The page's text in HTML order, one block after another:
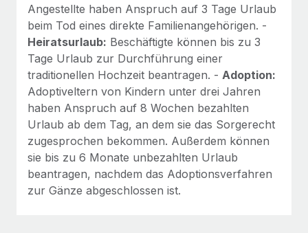
Angestellte haben Anspruch auf 3 Tage Urlaub
beim Tod eines direkte Familienangehörigen. -
Heiratsurlaub: Beschäftigte können bis zu 3
Tage Urlaub zur Durchführung einer
traditionellen Hochzeit beantragen. - Adoption:
Adoptiveltern von Kindern unter drei Jahren
haben Anspruch auf 8 Wochen bezahlten
Urlaub ab dem Tag, an dem sie das Sorgerecht
zugesprochen bekommen. Außerdem können
sie bis zu 6 Monate unbezahlten Urlaub
beantragen, nachdem das Adoptionsverfahren
zur Gänze abgeschlossen ist.